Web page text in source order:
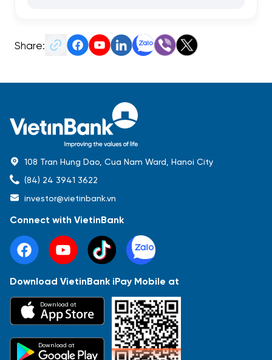
Báo cáo tài chính Thông tin giao dịch
Sự kiện
Share:
108 Tran Hung Dao, Cua Nam Ward, Hanoi City
(84) 24 3941 3622
investor@vietinbank.vn
Connect with VietinBank
Download VietinBank iPay Mobile at
Download at
Download at